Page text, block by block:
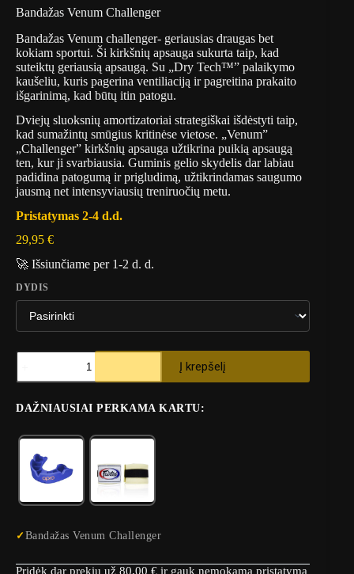
Bandažas Venum Challenger
Bandažas Venum challenger- geriausias draugas bet
kokiam sportui. Ši kirkšnių apsauga sukurta taip, kad
suteiktų geriausią apsaugą. Su „Dry Tech™” palaikymo
kaušeliu, kuris pagerina ventiliaciją ir pagreitina prakaito
išgarinimą, kad būtų itin patogu.
Dviejų sluoksnių amortizatoriai strategiškai išdėstyti taip,
kad sumažintų smūgius kritinėse vietose. „Venum”
„Challenger” kirkšnių apsauga užtikrina puikią apsaugą
ten, kur ji svarbiausia. Guminis gelio skydelis dar labiau
padidina patogumą ir prigludimą, užtikrindamas saugumo
jausmą net intensyviausių treniruočių metu.
Pristatymas 2-4 d.d.
29,95 €
🚀 Išsiunčiame per 1-2 d. d.
DYDIS
produkto
Bandažas
Challenger
Į krepšelį
DAŽNIAUSIAI PERKAMA KARTU:
V
k
š
a
B
k
s
b
n
Bandažas Venum Challenger
Pridėk dar prekių už 80,00 € ir gauk nemokamą pristatymą